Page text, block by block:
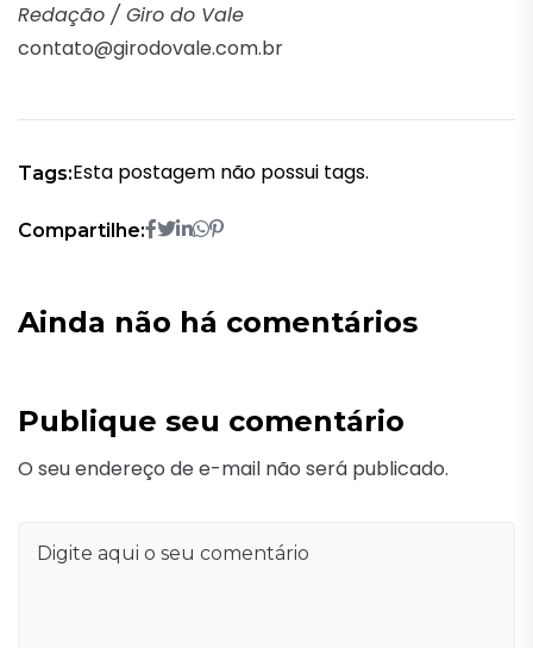
Redação / Giro do Vale
contato@girodovale.com.br
Tags:Esta postagem não possui tags.
Compartilhe:
Ainda não há comentários
Publique seu comentário
O seu endereço de e-mail não será publicado.